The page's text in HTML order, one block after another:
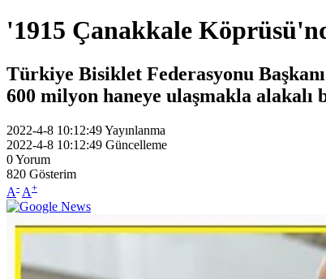
'1915 Çanakkale
Türkiye Bisiklet Federasyonu
600 milyon haneye ulaşmakla alakalı
2022-4-8 10:12:49Yayınlanma
2022-4-8 10:12:49 Güncelleme
0Yorum
820 Gösterim
A- A+